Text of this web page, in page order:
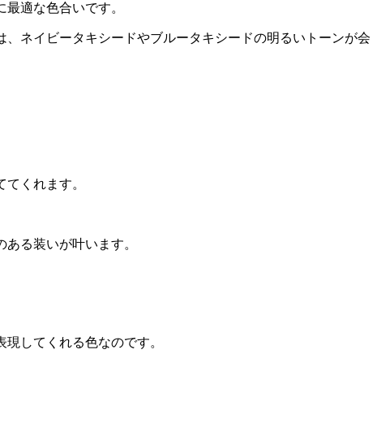
適な色合いです。
ネイビータキシードやブルータキシードの明るいトーンが会
くれます。
る装いが叶います。
してくれる色なのです。